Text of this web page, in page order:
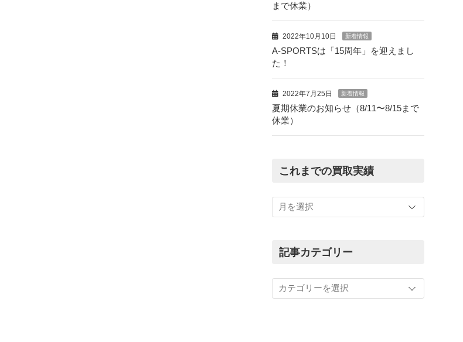
まで休業）
2022年10月10日 新着情報
A-SPORTSは「15周年」を迎えまし
た！
2022年7月25日 新着情報
夏期休業のお知らせ（8/11〜8/15まで
休業）
これまでの買取実績
ま
買
績
記事カテゴリー
事
カ